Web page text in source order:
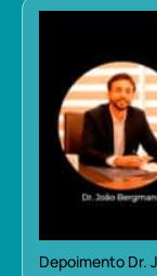
Depoimento Dr.